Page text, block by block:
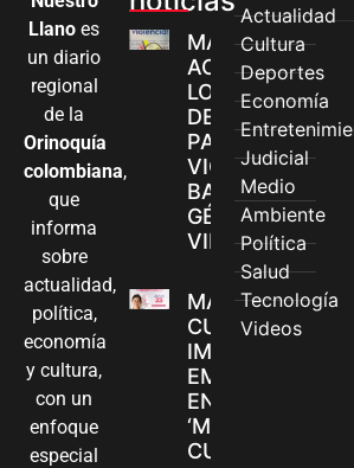
Llano es
un diario
regional
de la
Orinoquía
colombiana,
que
informa
sobre
actualidad,
política,
economía
y cultura,
con un
enfoque
especial
MÁS MUJERES
ACCEDEN A
LOS CANALES
DE ATENCIÓN
PARA
VIOLENCIAS
BASADAS EN
GÉNERO EN
VILLAVICENCIO
MADRES
CUIDADORAS
IMPULSAN SUS
EN LA FERIA
‘MANOS QUE
CUIDAN Y
Actualidad
Cultura
Deportes
Economía
Judicial
Medio
Ambiente
Política
Salud
Tecnología
Videos